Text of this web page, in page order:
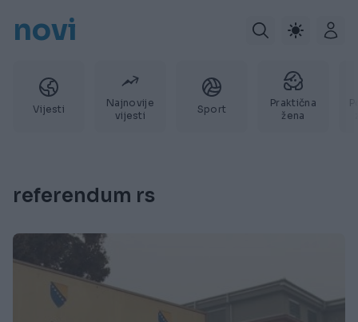
novi
Vijesti
Najnovije
vijesti
Sport
Praktična
žena
referendum rs